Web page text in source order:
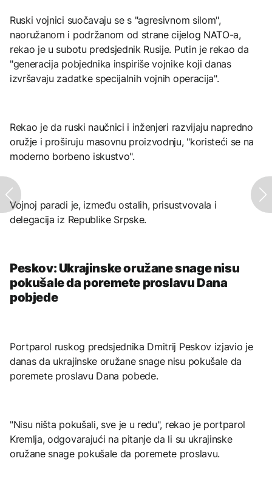
Ruski vojnici suočavaju se s "agresivnom silom",
naoružanom i podržanom od strane cijelog NATO-a,
rekao je u subotu predsjednik Rusije. Putin je rekao da
"generacija pobjednika inspiriše vojnike koji danas
izvršavaju zadatke specijalnih vojnih operacija".
Rekao je da ruski naučnici i inženjeri razvijaju napredno
oružje i proširuju masovnu proizvodnju, "koristeći se na
moderno borbeno iskustvo".
Vojnoj paradi je, između ostalih, prisustvovala i
delegacija iz Republike Srpske.
Peskov: Ukrajinske oružane snage nisu
pokušale da poremete proslavu Dana
pobjede
Portparol ruskog predsjednika Dmitrij Peskov izjavio je
danas da ukrajinske oružane snage nisu pokušale da
poremete proslavu Dana pobede.
"Nisu ništa pokušali, sve je u redu", rekao je portparol
Kremlja, odgovarajući na pitanje da li su ukrajinske
oružane snage pokušale da poremete proslavu.